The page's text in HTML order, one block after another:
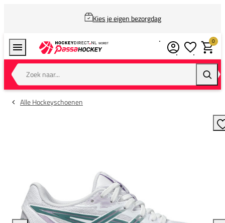
Kies je eigen bezorgdag
Zoek naar...
0
Alle Hockeyschoenen